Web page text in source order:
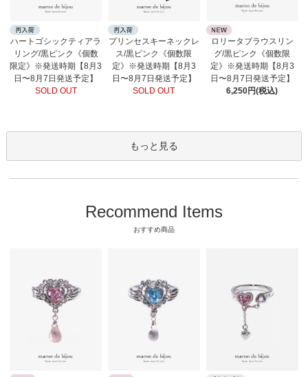
ハートゴシックティアラ
リング/黒ピンク《個数
限定》※発送時期【8月3
日〜8月7日発送予定】
SOLD OUT
プリンセスキーネックレ
ス/黒ピンク《個数限
定》※発送時期【8月3
日〜8月7日発送予定】
SOLD OUT
ロリータブラウスリン
グ/黒ピンク《個数限
定》※発送時期【8月3
日〜8月7日発送予定】
6,250円(税込)
もっと見る
Recommend Items
おすすめ商品